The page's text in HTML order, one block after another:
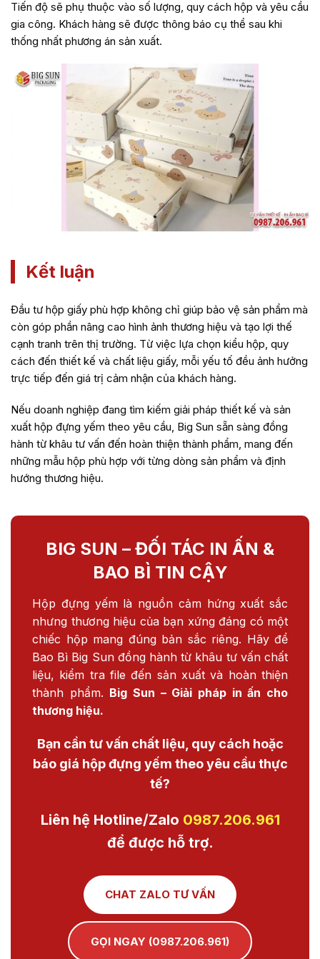
Tiến độ sẽ phụ thuộc vào số lượng, quy cách hộp và yêu cầu
gia công. Khách hàng sẽ được thông báo cụ thể sau khi
thống nhất phương án sản xuất.
Kết luận
Đầu tư hộp giấy phù hợp không chỉ giúp bảo vệ sản phẩm mà
còn góp phần nâng cao hình ảnh thương hiệu và tạo lợi thế
cạnh tranh trên thị trường. Từ việc lựa chọn kiểu hộp, quy
cách đến thiết kế và chất liệu giấy, mỗi yếu tố đều ảnh hưởng
trực tiếp đến giá trị cảm nhận của khách hàng.
Nếu doanh nghiệp đang tìm kiếm giải pháp thiết kế và sản
xuất hộp đựng yếm theo yêu cầu, Big Sun sẵn sàng đồng
hành từ khâu tư vấn đến hoàn thiện thành phẩm, mang đến
những mẫu hộp phù hợp với từng dòng sản phẩm và định
hướng thương hiệu.
BIG SUN – ĐỐI TÁC IN ẤN &
BAO BÌ TIN CẬY
Hộp đựng yếm là nguồn cảm hứng xuất sắc
nhưng thương hiệu của bạn xứng đáng có một
chiếc hộp mang đúng bản sắc riêng. Hãy để
Bao Bì Big Sun đồng hành từ khâu tư vấn chất
liệu, kiểm tra file đến sản xuất và hoàn thiện
thành phẩm. Big Sun – Giải pháp in ấn cho
thương hiệu.
Bạn cần tư vấn chất liệu, quy cách hoặc
báo giá hộp đựng yếm theo yêu cầu thực
tế?
Liên hệ Hotline/Zalo 0987.206.961
để được hỗ trợ.
CHAT ZALO TƯ VẤN
GỌI NGAY (0987.206.961)